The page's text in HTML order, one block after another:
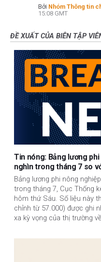
Bởi Nhóm Thông tin
15:08 GMT
ĐỀ XUẤT CỦA BIÊN TẬP
Tin nóng: Bảng lương
nghìn trong tháng 7 so
Bảng lương phi nông
trong tháng 7, Cục Thống
hôm thứ Sáu. Số liệu này
chỉnh từ 57.000) được ghi
xa kỳ vọng của thị trường